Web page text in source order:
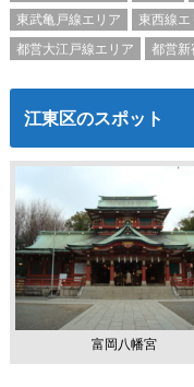
東武亀戸線エリア
東西線エ
都営大江戸線エリア
都営新
江東区のスポット
富岡八幡宮